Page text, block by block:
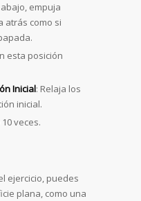
empuja
atrás como si
esta posición
Inicial: Relaja los
inicial.
veces.
ejercicio, puedes
plana, como una